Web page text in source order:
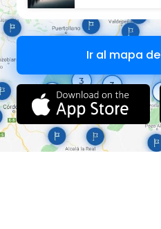
Ir al mapa